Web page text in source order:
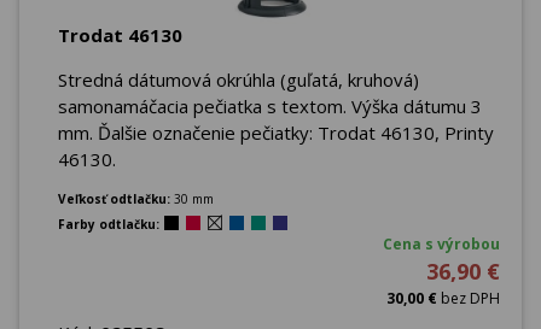
Trodat 46130
Stredná dátumová okrúhla (guľatá, kruhová)
samonamáčacia pečiatka s textom. Výška dátumu 3
mm. Ďalšie označenie pečiatky: Trodat 46130, Printy
46130.
Veľkosť odtlačku: 30 mm
Farby odtlačku:
Cena s výrobou
36,90 €
30,00 € bez DPH